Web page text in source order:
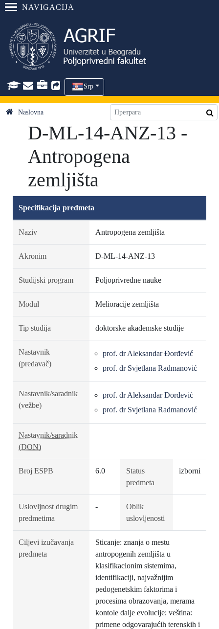
NAVIGACIJA
Srp
Naslovna
D-ML-14-ANZ-13 -
Antropogena
zemljišta
Specifikacija predmeta
Naziv Antropogena zemljišta
Akronim D-ML-14-ANZ-13
Studijski program Poljoprivredne nauke
Modul Melioracije zemljišta
Tip studija doktorske akademske studije
Nastavnik
(predavač)
prof. dr Aleksandar Đorđević
prof. dr Svjetlana Radmanović
Nastavnik/saradnik
(vežbe)
prof. dr Aleksandar Đorđević
prof. dr Svjetlana Radmanović
Nastavnik/saradnik
(DON)
Broj ESPB 6.0
Status
predmeta
izborni
Uslovljnost drugim
predmetima
-
Oblik
uslovljenosti
Ciljevi izučavanja
predmeta
Sticanje: znanja o mestu
antropogenih zemljišta u
klasifikacionim sistemima,
identifikaciji, najvažnijim
pedogenetskim faktorima i
procesima obrazovanja, merama
kontole dalje evolucije; veština:
primene odgovarajućih terenskih i